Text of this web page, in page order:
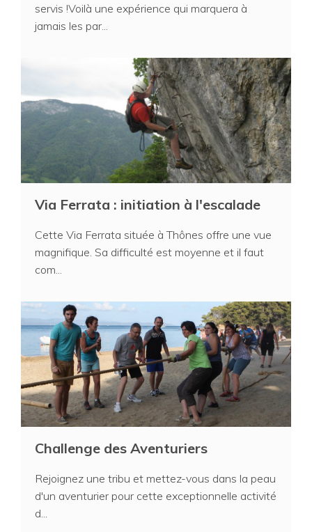
servis !Voilà une expérience qui marquera à
jamais les par...
Via Ferrata : initiation à l'escalade
Cette Via Ferrata située à Thônes offre une vue
magnifique. Sa difficulté est moyenne et il faut
com...
Challenge des Aventuriers
Rejoignez une tribu et mettez-vous dans la peau
d'un aventurier pour cette exceptionnelle activité
d...